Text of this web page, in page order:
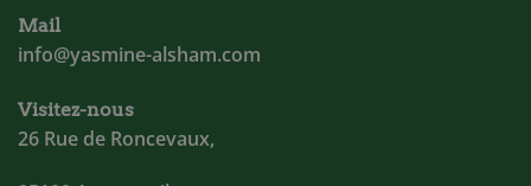
Mail
info@yasmine-alsham.com
Visitez-nous
26 Rue de Roncevaux,